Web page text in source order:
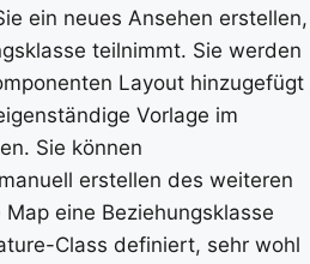
ein neues Ansehen erstellen,
teilnimmt. Sie werden
Layout hinzugefügt
Vorlage im
Sie können
erstellen des weiteren
eine Beziehungsklasse
Class definiert, sehr wohl